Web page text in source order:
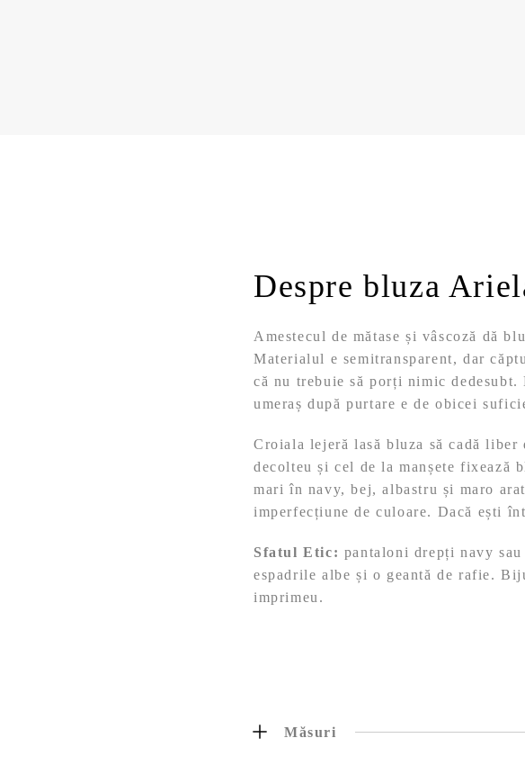
Despre bluza
Amestecul de mătase și vâscoză dă
Materialul e semitransparent, dar
că nu trebuie să porți nimic dedesubt.
umeraș după purtare e de obicei
Croiala lejeră lasă bluza să cadă
decolteu și cel de la manșete fixează
mari în navy, bej, albastru și maro
imperfecțiune de culoare. Dacă ești
Sfatul Etic: pantaloni drepți navy
espadrile albe și o geantă de rafie.
imprimeu.
Măsuri